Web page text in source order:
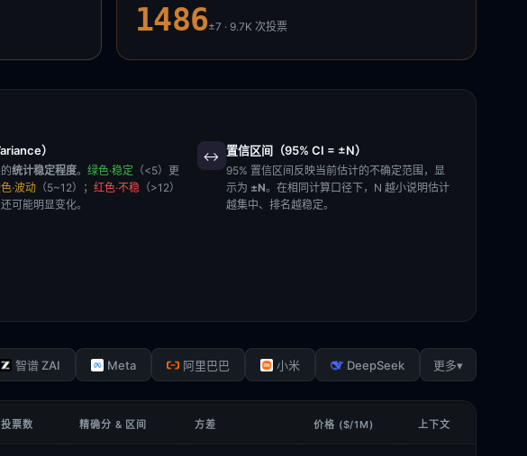
1486±7 · 9.7K次投票
）
统计稳定程度。 绿色·稳定 （<5）更
·波动 （5~12）； 红色·不稳 （>12）
可能明显变化。
↔️ 置信区间（95% CI = ±N）
95% 置信区间反映当前估计的不确定范围，显
示为 ±N。在相同计算口径下，N 越小说明估计
越集中、排名越稳定。
智谱 ZAI Meta 阿里巴巴 小米 DeepSeek 更多▾
投票数 精确分 & 区间 方差 价格 ($/1M) 上下文